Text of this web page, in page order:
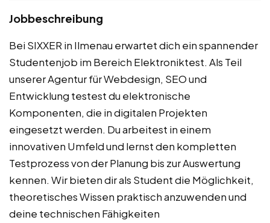
Jobbeschreibung
Bei SIXXER in Ilmenau erwartet dich ein spannender
Studentenjob im Bereich Elektroniktest. Als Teil
unserer Agentur für Webdesign, SEO und
Entwicklung testest du elektronische
Komponenten, die in digitalen Projekten
eingesetzt werden. Du arbeitest in einem
innovativen Umfeld und lernst den kompletten
Testprozess von der Planung bis zur Auswertung
kennen. Wir bieten dir als Student die Möglichkeit,
theoretisches Wissen praktisch anzuwenden und
deine technischen Fähigkeiten